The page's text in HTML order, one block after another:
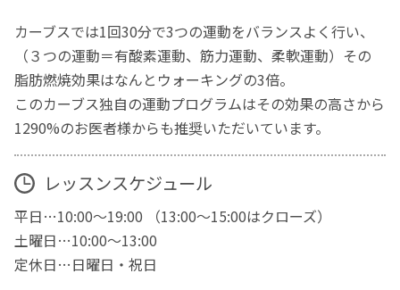
カーブスでは1回30分で3つの運動をバランスよく行い、
（３つの運動＝有酸素運動、筋力運動、柔軟運動）その
脂肪燃焼効果はなんとウォーキングの3倍。
このカーブス独自の運動プログラムはその効果の高さから
1290%のお医者様からも推奨いただいています。
レッスンスケジュール
平日…10:00～19:00 （13:00～15:00はクローズ）
土曜日…10:00～13:00
定休日…日曜日・祝日